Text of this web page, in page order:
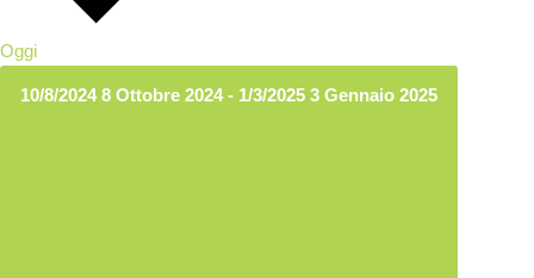
Oggi
10/8/20248 Ottobre 2024- 1/3/2025 3 Gennaio 2025